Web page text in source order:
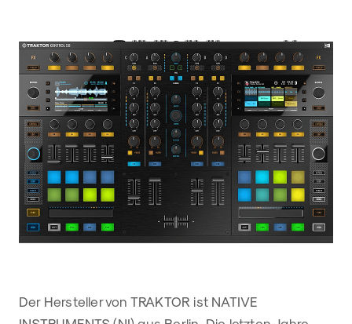
Der Hersteller von TRAKTOR ist NATIVE